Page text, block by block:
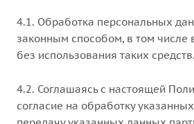
4.1. Обработка персональных
законным способом, в том
без использования таких средств.
4.2. Соглашаясь с настоящей
согласие на обработку